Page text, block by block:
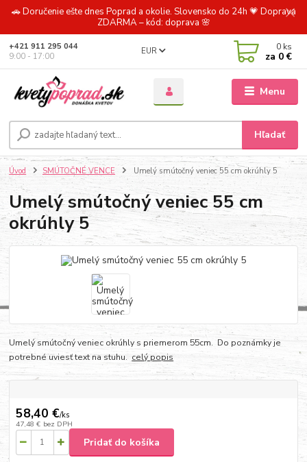
🚗 Doručenie ešte dnes Poprad a okolie. Slovensko do 24h 💗 Doprava
ZDARMA – kód: doprava 🌸
Menu
EUR
Hľadať
+421 911 295 044
9:00 - 17:00
0 ks
za 0 €
Úvod SMÚTOČNÉ VENCE Umelý smútočný veniec 55 cm okrúhly 5
Umelý smútočný veniec 55 cm
okrúhly 5
Umelý smútočný veniec okrúhly s priemerom 55cm. Do poznámky je
potrebné uviesť text na stuhu. celý popis
58,40 €/ks
47,48 € bez DPH
Pridať do košíka